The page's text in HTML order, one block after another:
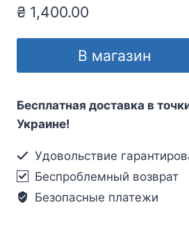
₴ 1,400.00
В магазин
Бесплатная доставка в
Украине!
Удовольствие
Беспроблемный возврат
Безопасные платежи